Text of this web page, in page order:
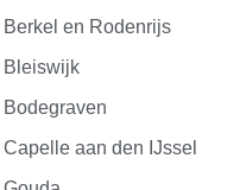
en Rodenrijs
Bleiswijk
aan den IJssel